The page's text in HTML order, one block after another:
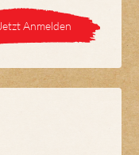
Jetzt Anmelden